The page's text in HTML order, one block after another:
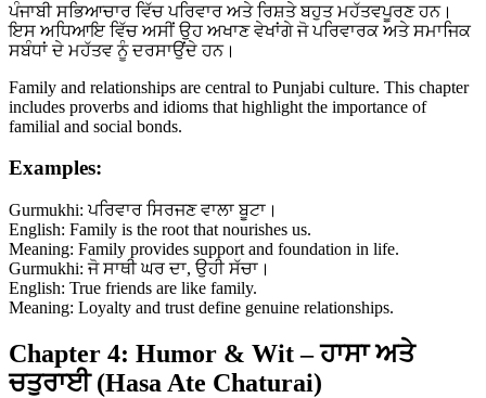
ਪੰਜਾਬੀ ਸਭਿਆਚਾਰ ਵਿੱਚ ਪਰਿਵਾਰ ਅਤੇ ਰਿਸ਼ਤੇ ਬਹੁਤ ਮਹੱਤਵਪੂਰਣ ਹਨ।
ਇਸ ਅਧਿਆਇ ਵਿੱਚ ਅਸੀਂ ਉਹ ਅਖਾਣ ਵੇਖਾਂਗੇ ਜੋ ਪਰਿਵਾਰਕ ਅਤੇ ਸਮਾਜਿਕ
ਸਬੰਧਾਂ ਦੇ ਮਹੱਤਵ ਨੂੰ ਦਰਸਾਉਂਦੇ ਹਨ।
Family and relationships are central to Punjabi culture. This chapter
includes proverbs and idioms that highlight the importance of
familial and social bonds.
Examples:
Gurmukhi: ਪਰਿਵਾਰ ਸਿਰਜਣ ਵਾਲਾ ਬੂਟਾ।
English: Family is the root that nourishes us.
Meaning: Family provides support and foundation in life.
Gurmukhi: ਜੋ ਸਾਥੀ ਘਰ ਦਾ, ਉਹੀ ਸੱਚਾ।
English: True friends are like family.
Meaning: Loyalty and trust define genuine relationships.
Chapter 4: Humor & Wit – ਹਾਸਾ ਅਤੇ
ਚਤੁਰਾਈ (Hasa Ate Chaturai)